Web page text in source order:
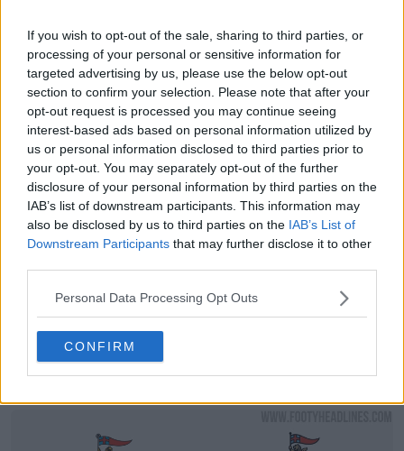
If you wish to opt-out of the sale, sharing to third parties, or
processing of your personal or sensitive information for
targeted advertising by us, please use the below opt-out
section to confirm your selection. Please note that after your
opt-out request is processed you may continue seeing
interest-based ads based on personal information utilized by
us or personal information disclosed to third parties prior to
your opt-out. You may separately opt-out of the further
disclosure of your personal information by third parties on the
IAB’s list of downstream participants. This information may
also be disclosed by us to third parties on the IAB’s List of
Downstream Participants that may further disclose it to other
Personal Data Processing Opt Outs
CONFIRM